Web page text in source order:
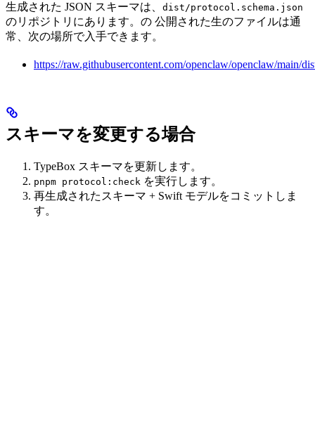
生成された JSON スキーマは、 dist/protocol.schema.json
のリポジトリにあります。の 公開された生のファイルは通
常、次の場所で入手できます。
https://raw.githubusercontent.com/openclaw/openclaw/main/
スキーマを変更する場合
TypeBox スキーマを更新します。
pnpm protocol:check を実行します。
再生成されたスキーマ + Swift モデルをコミットしま
す。